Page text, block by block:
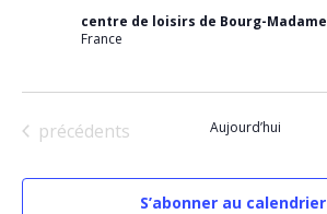
centre de loisirs de Bourg-Madame
France
Évènements
précédents Aujourd’hui
S’abonner au calendrier